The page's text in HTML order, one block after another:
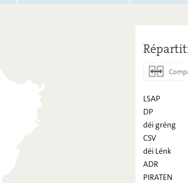
LSAP
DP
CSV
LSAP
DP
déi gréng
CSV
déi Lénk
ADR
PIRATEN